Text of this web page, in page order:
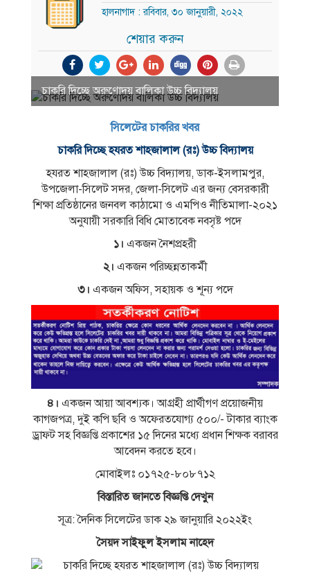
হালনাগাদ : রবিবার, ৩০ জানুয়ারী, ২০২২
শেয়ার করুন
চাকরি দিচ্ছে অরুণােদয় বালিকা উচ্চ বিদ্যালয়
সিলেটের চাকরির খবর
চাকরি দিচ্ছে হযরত শাহজালাল (রঃ) উচ্চ বিদ্যালয়
হযরত শাহজালাল (রঃ) উচ্চ বিদ্যালয়, ডাক-ইসলামপুর,
উপজেলা-সিলেট সদর, জেলা-সিলেট এর জন্য বেসরকারী
শিক্ষা প্রতিষ্ঠানের জনবল কাঠামাে ও এমপিও নীতিমালা-২০২১
অনুযায়ী সরকারি বিধি মােতাবেক নবসৃষ্ট পদে
১। একজন নৈশপ্রহরী
২। একজন পরিচ্ছন্নতাকর্মী
৩। একজন অফিস, সহায়ক ও শূন্য পদে
৪। একজন আয়া আবশ্যক। আগ্রহী প্রার্থীগণ প্রয়ােজনীয়
কাগজপত্র, দুই কপি ছবি ও অফেরতযােগ্য ৫০০/- টাকার ব্যাংক
ড্রাফট সহ বিজ্ঞপ্তি প্রকাশের ১৫ দিনের মধ্যে প্রধান শিক্ষক বরাবর
আবেদন করতে হবে।
মােবাইলঃ ০১৭২৫-৮০৮৭১২
বিস্তারিত জানতে বিজ্ঞপ্তি দেখুন
সূত্র: দৈনিক সিলেটের ডাক ২৯ জানুয়ারি ২০২২ইং
সৈয়দ সাইফুল ইসলাম নাহেদ